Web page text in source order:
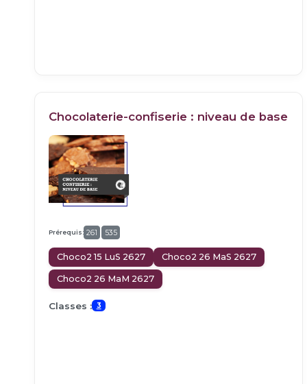
Chocolaterie-confiserie : niveau de base
Prérequis: 261 535
Choco2 15 LuS 2627 Choco2 26 MaS 2627
Choco2 26 MaM 2627
Classes : 3